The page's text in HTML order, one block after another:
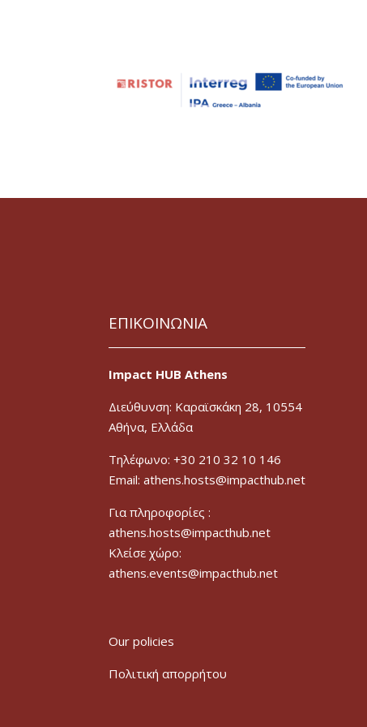
ΕΠΙΚΟΙΝΩΝΙΑ
Impact HUB Athens
Διεύθυνση: Καραϊσκάκη 28, 10554
Αθήνα, Ελλάδα
Τηλέφωνο: +30 210 32 10 146
Email: athens.hosts@impacthub.net
Για πληροφορίες :
athens.hosts@impacthub.net
Κλείσε χώρο:
athens.events@impacthub.net
Our policies
Πολιτική απορρήτου